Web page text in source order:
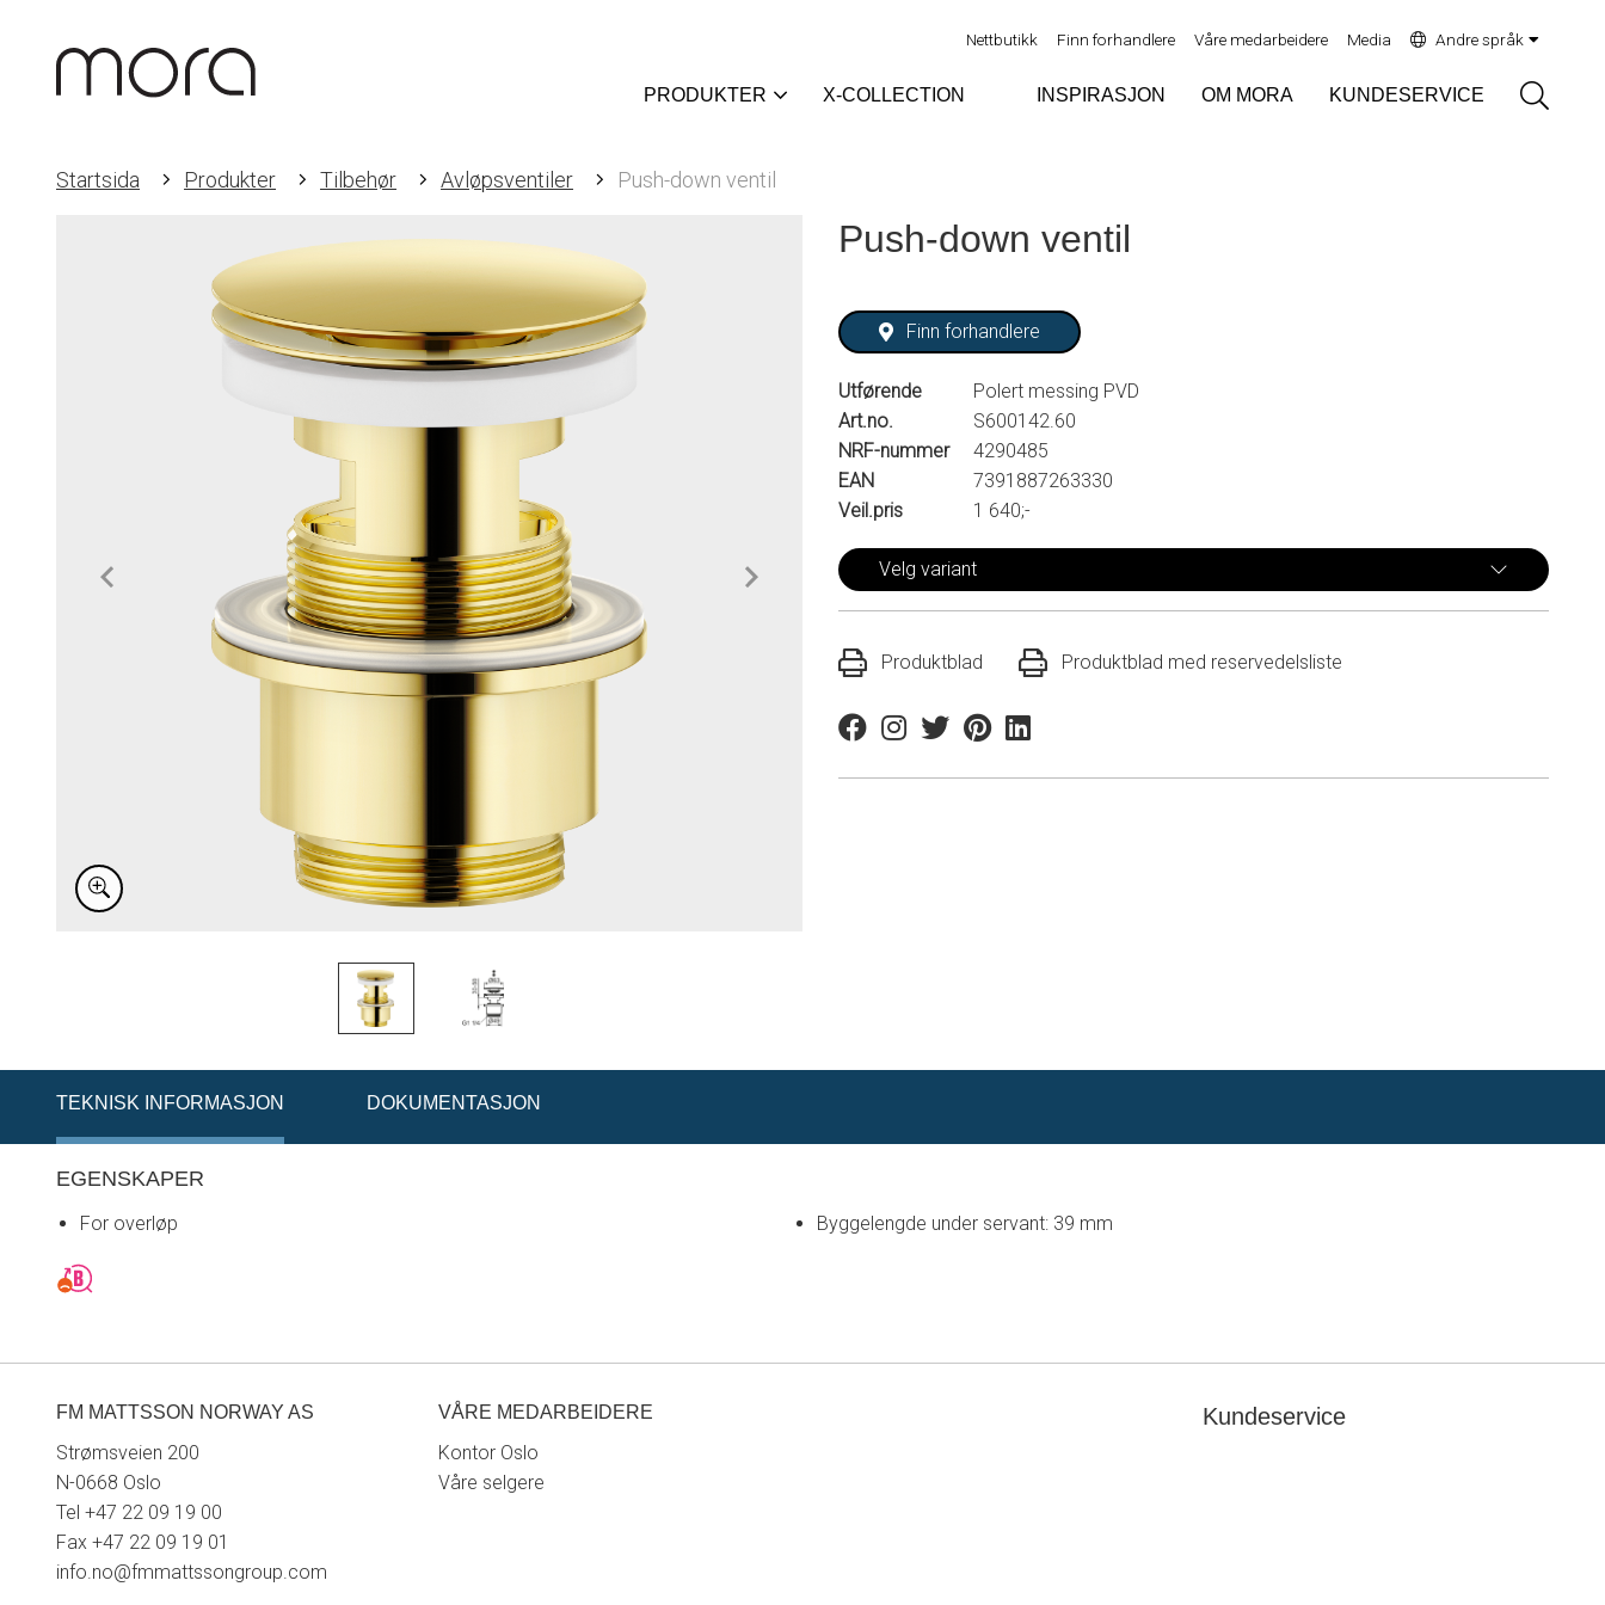
Nettbutikk Finn forhandlere Våre medarbeidere Media Andre språk
PRODUKTER X-COLLECTION INSPIRASJON OM MORA KUNDESERVICE
Startsida Produkter Tilbehør Avløpsventiler Push-down ventil
Push-down ventil
Finn forhandlere
Utførende
Polert messing PVD
Art.no.
S600142.60
NRF-nummer
4290485
EAN
7391887263330
Veil.pris
1 640;-
Velg variant
Produktblad Produktblad med reservedelsliste
FacebookInstagram
TwitterPinterestLinkedin
TEKNISK INFORMASJON DOKUMENTASJON
EGENSKAPER
For overløp Byggelengde under servant: 39 mm
FM MATTSSON NORWAY AS
Strømsveien 200
N-0668 Oslo
Tel +47 22 09 19 00
Fax +47 22 09 19 01
info.no@fmmattssongroup.com
VÅRE MEDARBEIDERE
Kontor Oslo
Våre selgere
Kundeservice